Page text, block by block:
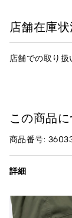
店舗在庫状
店舗での取り扱
この商品
商品番号:
詳細